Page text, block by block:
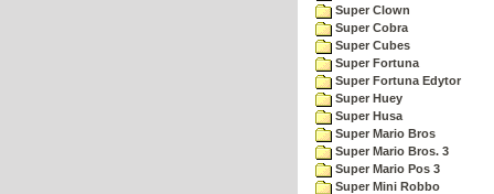
Super Clown
Super Cobra
Super Cubes
Super Fortuna
Super Fortuna Edytor
Super Huey
Super Husa
Super Mario Bros
Super Mario Bros. 3
Super Mario Pos 3
Super Mini Robbo